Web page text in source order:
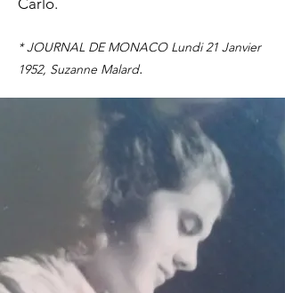
Carlo.
* JOURNAL DE MONACO Lundi 21 Janvier
1952, Suzanne Malard.